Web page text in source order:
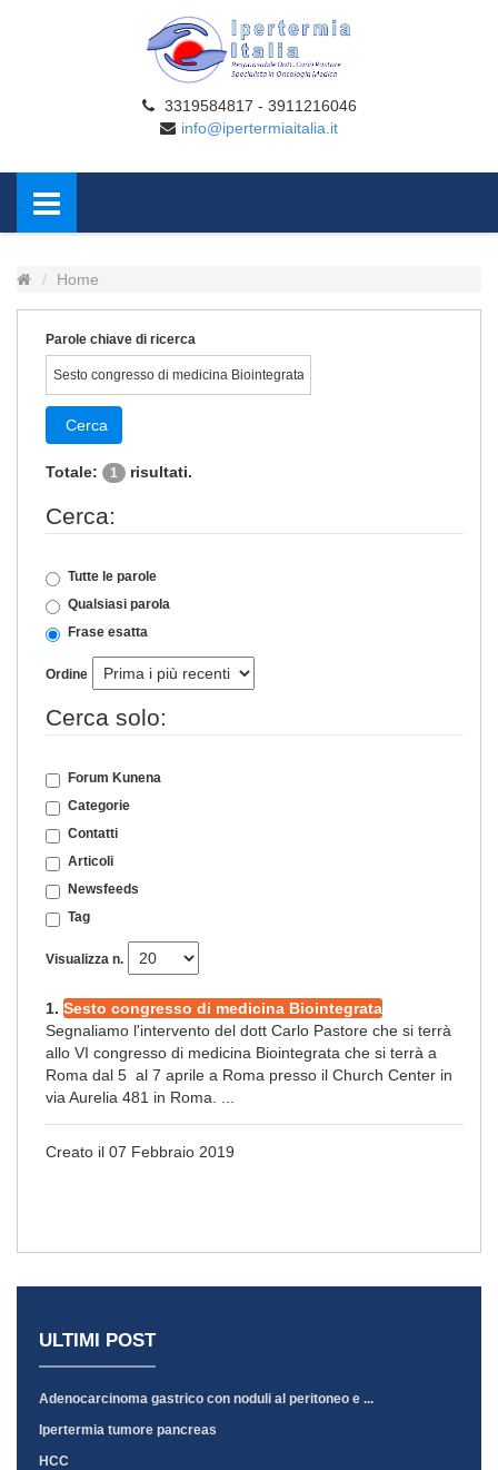
3319584817 - 3911216046
info@ipertermiaitalia.it
Home
Parole chiave di ricerca
Cerca
Totale: 1 risultati.
Cerca:
Tutte le parole
Qualsiasi parola
Frase esatta
Ordine
Cerca solo:
Forum Kunena
Categorie
Contatti
Articoli
Newsfeeds
Tag
Visualizza n.
1. Sesto congresso di medicina Biointegrata
Segnaliamo l'intervento del dott Carlo Pastore che si terrà
allo VI congresso di medicina Biointegrata che si terrà a
Roma dal 5 al 7 aprile a Roma presso il Church Center in
via Aurelia 481 in Roma. ...
Creato il 07 Febbraio 2019
ULTIMI POST
Adenocarcinoma gastrico con noduli al peritoneo e ...
Ipertermia tumore pancreas
HCC